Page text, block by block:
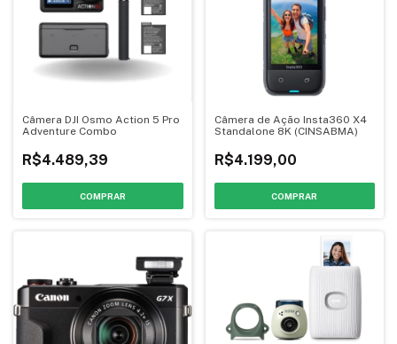
Câmera DJI Osmo Action 5 Pro
Adventure Combo
R$4.489,39
Câmera de Ação Insta360 X4
Standalone 8K (CINSABMA)
R$4.199,00